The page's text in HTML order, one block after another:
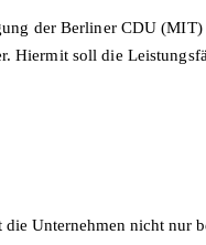
der Berliner CDU
Hiermit soll die
Unternehmen nicht nur